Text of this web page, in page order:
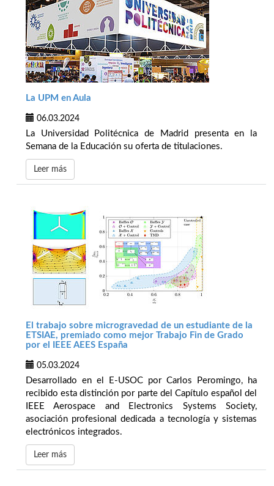
La UPM en Aula
06.03.2024
La Universidad Politécnica de Madrid presenta en la
Semana de la Educación su oferta de titulaciones.
Leer más
El trabajo sobre microgravedad de un estudiante de la
ETSIAE, premiado como mejor Trabajo Fin de Grado
por el IEEE AEES España
05.03.2024
Desarrollado en el E-USOC por Carlos Peromingo, ha
recibido esta distinción por parte del Capítulo español del
IEEE Aerospace and Electronics Systems Society,
asociación profesional dedicada a tecnología y sistemas
electrónicos integrados.
Leer más